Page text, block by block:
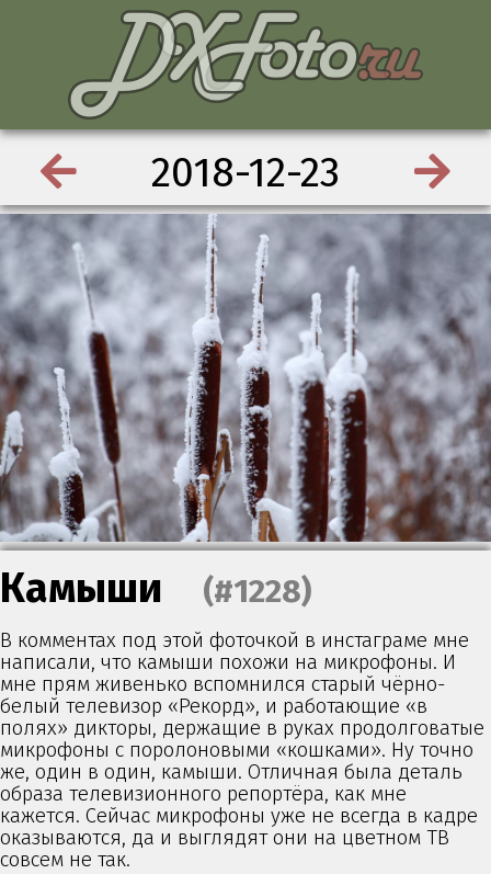
2018-12-23
Камыши (#1228)
В комментах под этой фоточкой в инстаграме мне
написали, что камыши похожи на микрофоны. И
мне прям живенько вспомнился старый чёрно-
белый телевизор «Рекорд», и работающие «в
полях» дикторы, держащие в руках продолговатые
микрофоны с поролоновыми «кошками». Ну точно
же, один в один, камыши. Отличная была деталь
образа телевизионного репортёра, как мне
кажется. Сейчас микрофоны уже не всегда в кадре
оказываются, да и выглядят они на цветном ТВ
совсем не так.